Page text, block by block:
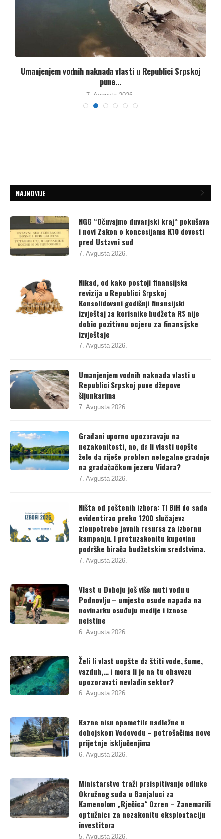
Umanjenjem vodnih naknada vlasti u Republici Srpskoj
pune...
7. Avgusta 2026.
NAJNOVIJE
NGG “Očuvajmo duvanjski kraj“ pokušava
i novi Zakon o koncesijama K10 dovesti
pred Ustavni sud
7. Avgusta 2026.
Nikad, od kako postoji finansijska
revizija u Republici Srpskoj
Konsolidovani godišnji finansijski
izvještaj za korisnike budžeta RS nije
dobio pozitivnu ocjenu za finansijske
izvještaje
7. Avgusta 2026.
Umanjenjem vodnih naknada vlasti u
Republici Srpskoj pune džepove
šljunkarima
7. Avgusta 2026.
Građani uporno upozoravaju na
nezakonitosti, no, da li vlasti uopšte
žele da riješe problem nelegalne gradnje
na gradačačkom jezeru Vidara?
7. Avgusta 2026.
Ništa od poštenih izbora: TI BiH do sada
evidentirao preko 1200 slučajeva
zloupotrebe javnih resursa za izbornu
kampanju. I protuzakonitu kupovinu
podrške birača budžetskim sredstvima.
7. Avgusta 2026.
Vlast u Doboju još više muti vodu u
Podnovlju – umjesto osude napada na
novinarku osuđuju medije i iznose
neistine
6. Avgusta 2026.
Želi li vlast uopšte da štiti vode, šume,
vazduh,… i mora li je na tu obavezu
upozoravati nevladin sektor?
6. Avgusta 2026.
Kazne nisu opametile nadležne u
dobojskom Vodovodu – potrošačima nove
prijetnje isključenjima
6. Avgusta 2026.
Ministarstvo traži preispitivanje odluke
Okružnog suda u Banjaluci za
Kamenolom „Rječica“ Ozren – Zanemarili
optužnicu za nezakonitu eksploataciju
investitora